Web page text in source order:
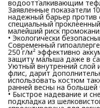
водоотталкивающим
Заявленные показатели
надежный барьер против
специальный
малейший риск
• Экологически
Современный
250 г/м² эффективно
защиту малыша даже в
Уютный внутренний слой
флис, дарит
использовать костюм
ранней весны на большей
• Быстрое надевание и
подкладка из